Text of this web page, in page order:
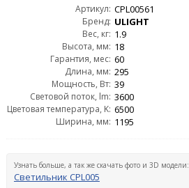
Артикул: CPL00561
Бренд: ULIGHT
Вес, кг: 1.9
Высота, мм: 18
Гарантия, мес: 60
Длина, мм: 295
Мощность, Вт: 39
Световой поток, lm: 3600
Цветовая температура, K: 6500
Ширина, мм: 1195
Узнать больше, а так же скачать фото и 3D модели:
Светильник CPL005